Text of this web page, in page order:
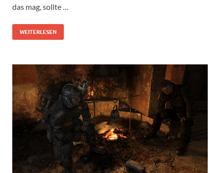
das mag, sollte …
WEITERLESEN